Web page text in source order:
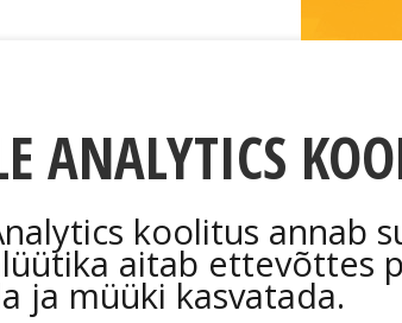
ANALYTICS
koolitus annab
aitab ettevõttes
ja müüki kasvatada.